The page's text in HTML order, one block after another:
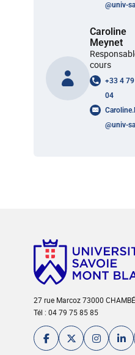
@univ-
Caroline
Meynet
cours
+33 4
04
@univ-
27 rue Marcoz 73000
Tél : 04 79 75 85 85